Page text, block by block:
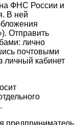
ФНС России и
В ней
Отправить
лично
почтовыми
личный кабинет
предприниматель